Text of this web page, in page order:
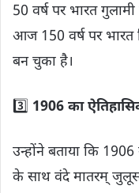
50 वर्ष पर भारत
आज 150 वर्ष पर भारत
बन चुका है।
3️⃣ 1906 का
उन्होंने बताया कि
के साथ वंदे मातरम् जुलूस